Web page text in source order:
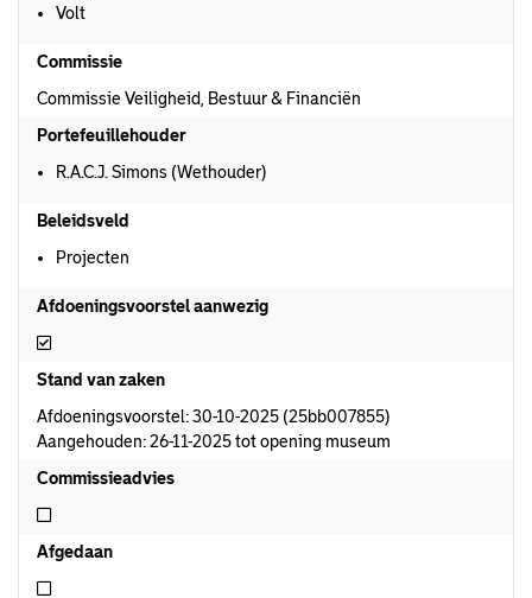
Volt
Commissie
Commissie Veiligheid, Bestuur & Financiën
Portefeuillehouder
R.A.C.J. Simons (Wethouder)
Beleidsveld
Projecten
Afdoeningsvoorstel aanwezig
Afdoeningsvoorstel aanwezig
Stand van zaken
Afdoeningsvoorstel: 30-10-2025 (25bb007855)
Aangehouden: 26-11-2025 tot opening museum
Commissieadvies
Niet commissieadvies
Afgedaan
Niet afgedaan